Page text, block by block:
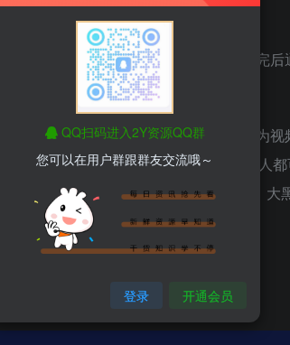
者带货视频，时长在3-5分钟左右，做完
主要用于屏幕的实时录制，最终保存为视
。国外论坛上有很多脚本插件，任何人
、跨平台，可以说是直播界的泥石流、大
QQ扫码进入2Y资源QQ群
您可以在用户群跟群友交流哦～
登录 开通会员